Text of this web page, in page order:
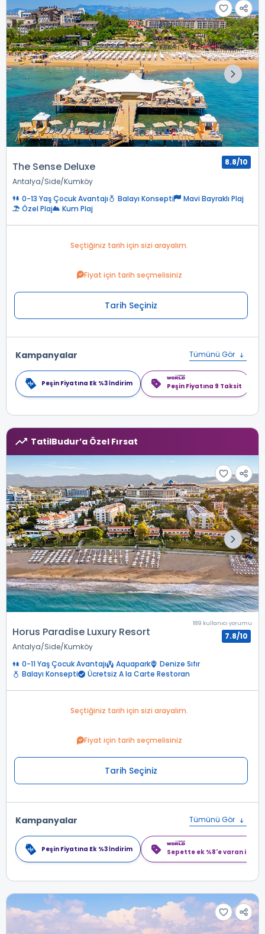
The Sense Deluxe
Antalya Side Kumköy
8.8/10
0-13 Yaş Çocuk Avantajı Balayı Konsepti
Mavi Bayraklı Plaj
Özel Plaj
Kum Plaj
Seçtiğiniz tarih için sizi arayalım.
Fiyat için tarih seçmelisiniz
Tarih Seçiniz
Kampanyalar Tümünü Gör
Peşin Fiyatına Ek %3 İndirim Peşin Fiyatına 9 Taksit
TatilBudur’a Özel Fırsat
Horus Paradise Luxury Resort
Antalya Side Kumköy
189 kullanıcı yorumu
7.8/10
0-11 Yaş Çocuk Avantajı Aquapark
Denize Sıfır
Balayı Konsepti
Ücretsiz A la Carte Restoran
Seçtiğiniz tarih için sizi arayalım.
Fiyat için tarih seçmelisiniz
Tarih Seçiniz
Kampanyalar Tümünü Gör
Peşin Fiyatına Ek %3 İndirim Sepette ek %8'e varan